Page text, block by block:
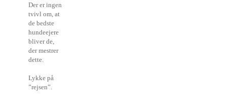
Der er ingen
tvivl om, at
de bedste
hundeejere
bliver de,
der mestrer
dette.
Lykke på
”rejsen”.